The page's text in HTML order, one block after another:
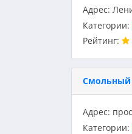
Адрес:
Категории:
Рейтинг:
Смольный
Адрес:
Категории: